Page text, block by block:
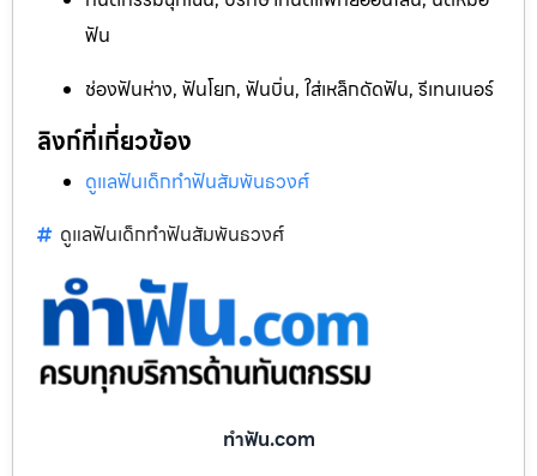
ฟัน
ช่องฟันห่าง, ฟันโยก, ฟันบิ่น, ใส่เหล็กดัดฟัน, รีเทนเนอร์
ลิงก์ที่เกี่ยวข้อง
ดูแลฟันเด็กทำฟันสัมพันธวงศ์
ดูแลฟันเด็กทำฟันสัมพันธวงศ์
ทําฟัน.com